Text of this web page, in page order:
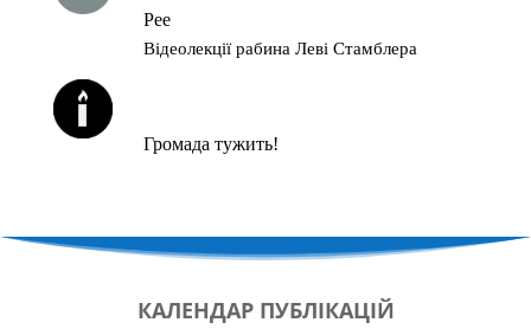
Рее
Відеолекції рабина Леві Стамблера
Громада тужить!
КАЛЕНДАР ПУБЛІКАЦІЙ